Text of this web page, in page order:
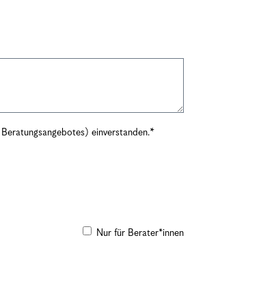
einverstanden.
Nur für Berater*innen